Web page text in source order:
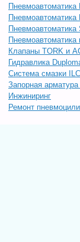
Пневмоавтоматика
Пневмоавтоматика
Пневмоавтоматика
Клапаны TORK и
Гидравлика
Система смазки ILC
Запорная
Инжиниринг
Ремонт